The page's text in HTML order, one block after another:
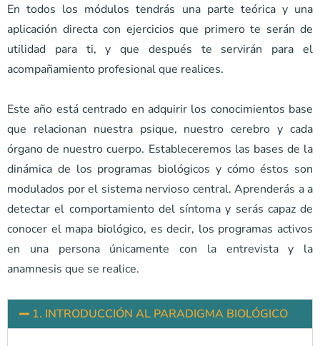
En todos los módulos tendrás una parte teórica y una
aplicación directa con ejercicios que primero te serán de
utilidad para ti, y que después te servirán para el
acompañamiento profesional que realices.
Este año está centrado en adquirir los conocimientos base
que relacionan nuestra psique, nuestro cerebro y cada
órgano de nuestro cuerpo. Estableceremos las bases de la
dinámica de los programas biológicos y cómo éstos son
modulados por el sistema nervioso central. Aprenderás a a
detectar el comportamiento del síntoma y serás capaz de
conocer el mapa biológico, es decir, los programas activos
en una persona únicamente con la entrevista y la
anamnesis que se realice.
1. INTRODUCCIÓN AL PARADIGMA BIOLÓGICO